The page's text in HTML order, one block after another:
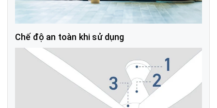
Chế độ an toàn khi sử dụng